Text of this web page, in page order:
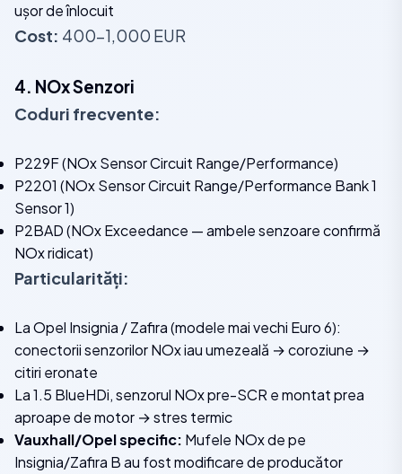
ușor de înlocuit
Cost: 400-1,000 EUR
4. NOx Senzori
Coduri frecvente:
P229F (NOx Sensor Circuit Range/Performance)
P2201 (NOx Sensor Circuit Range/Performance Bank 1
Sensor 1)
P2BAD (NOx Exceedance — ambele senzoare confirmă
NOx ridicat)
Particularități:
La Opel Insignia / Zafira (modele mai vechi Euro 6):
conectorii senzorilor NOx iau umezeală → coroziune →
citiri eronate
La 1.5 BlueHDi, senzorul NOx pre-SCR e montat prea
aproape de motor → stres termic
Vauxhall/Opel specific: Mufele NOx de pe
Insignia/Zafira B au fost modificare de producător